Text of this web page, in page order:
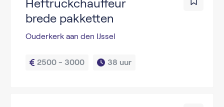
Heftruckchauffeur
brede pakketten
Ouderkerk aan den IJssel
2500 - 3000 38 uur